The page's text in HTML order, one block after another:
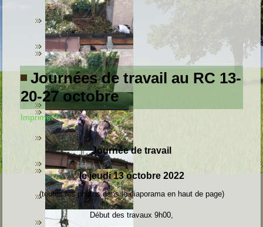
Journées de travail au RC 13-
20-27 octobre
Imprimer
Journée de travail
le jeudi 13 octobre 2022
(toutes les photos dans le diaporama en haut de page)
Début des travaux 9h00,